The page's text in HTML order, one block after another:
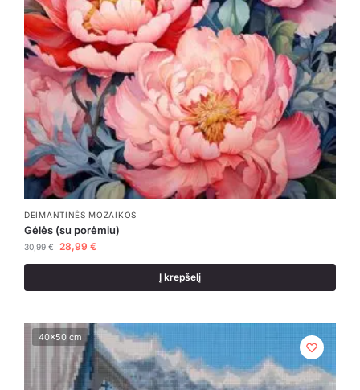
DEIMANTINĖS MOZAIKOS
Gėlės (su porėmiu)
30,99€ 28,99 €
Į krepšelį
40x50 cm